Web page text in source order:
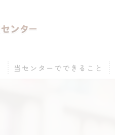
当センターでできること